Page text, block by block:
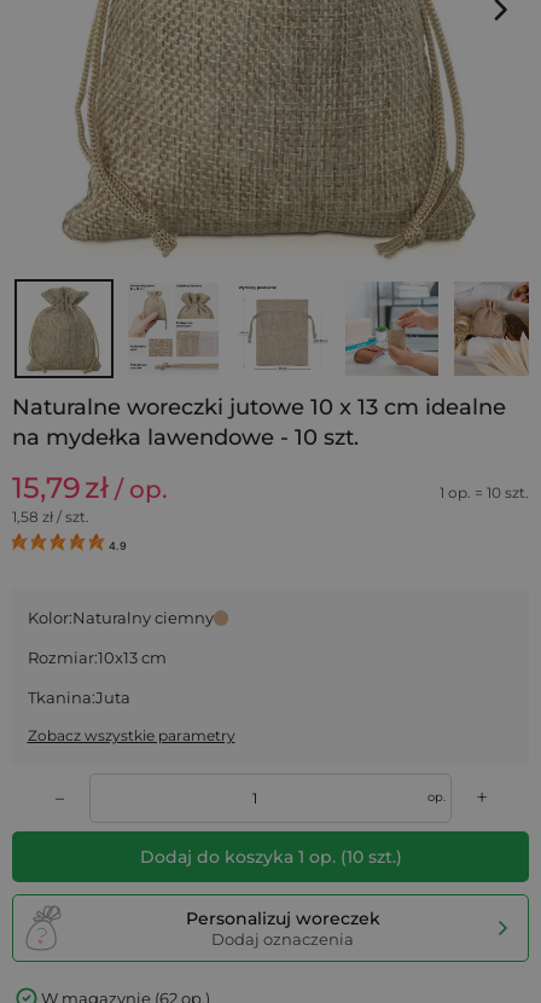
Naturalne woreczki jutowe 10 x 13 cm idealne
na mydełka lawendowe - 10 szt.
15,79zł / op.
1 op. = 10 szt.
1,58 zł / szt.
4.9
Kolor:Naturalny ciemny
Rozmiar:10x13 cm
Tkanina:Juta
Zobacz wszystkie parametry
– op. +
Dodaj do koszyka 1 op. (10szt.)
Personalizuj woreczek
Dodaj oznaczenia
W magazynie (62 op.)